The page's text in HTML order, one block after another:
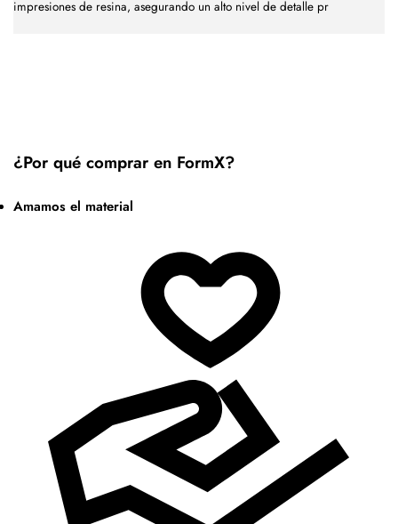
impresiones de resina, asegurando un alto nivel de detalle pr
¿Por qué comprar en FormX?
Amamos el material